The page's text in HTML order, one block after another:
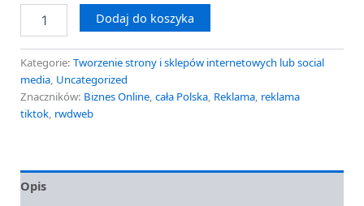
Dodaj do koszyka
Kategorie: Tworzenie strony i sklepów internetowych lub social
media, Uncategorized
Znaczników: Biznes Online, cała Polska, Reklama, reklama
tiktok, rwdweb
Opis